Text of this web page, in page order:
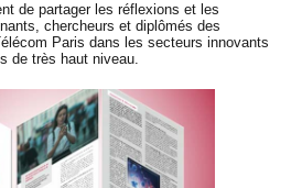
de partager les réflexions et les
chercheurs et diplômés des
Paris dans les secteurs innovants
de très haut niveau.